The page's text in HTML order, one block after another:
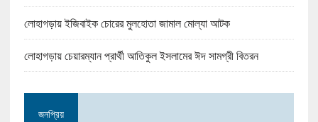
লোহাগড়ায় ইজিবাইক চোরের মুলহোতা জামাল মোল্যা আটক
লোহাগড়ায় চেয়ারম্যান প্রার্থী আতিকুল ইসলামের ঈদ সামগ্রী বিতরন
জনপ্রিয়